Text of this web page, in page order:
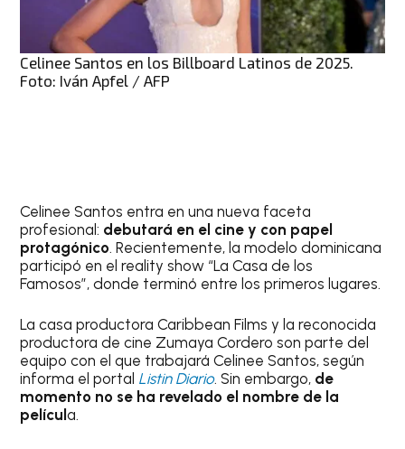
Celinee Santos en los Billboard Latinos de 2025.
Foto: Iván Apfel / AFP
Celinee Santos entra en una nueva faceta
profesional: debutará en el cine y con papel
protagónico. Recientemente, la modelo dominicana
participó en el reality show “La Casa de los
Famosos”, donde terminó entre los primeros lugares.
La casa productora Caribbean Films y la reconocida
productora de cine Zumaya Cordero son parte del
equipo con el que trabajará Celinee Santos, según
informa el portal Listin Diario. Sin embargo, de
momento no se ha revelado el nombre de la
película.